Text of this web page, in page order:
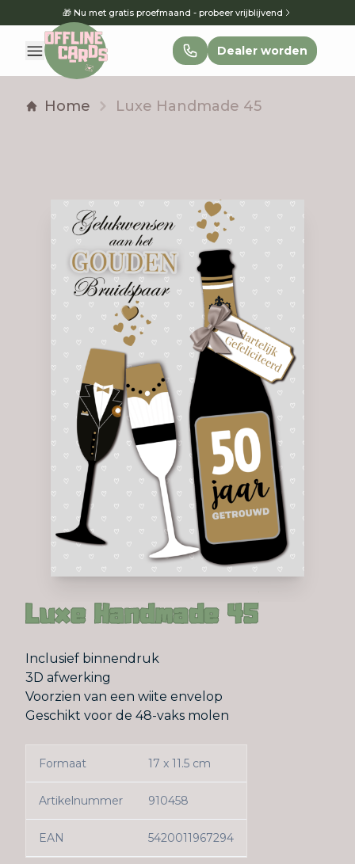
🎁 Nu met gratis proefmaand - probeer vrijblijvend
Dealer worden
Home Luxe Handmade 45
Luxe Handmade 45
Inclusief binnendruk
3D afwerking
Voorzien van een wiite envelop
Geschikt voor de 48-vaks molen
Formaat 17 x 11.5 cm
Artikelnummer 910458
EAN 5420011967294